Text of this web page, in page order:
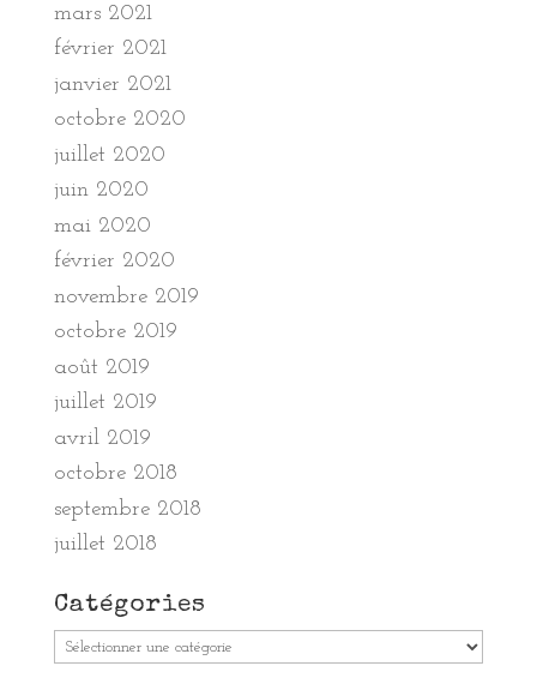
mars 2021
février 2021
janvier 2021
octobre 2020
juillet 2020
juin 2020
mai 2020
février 2020
novembre 2019
octobre 2019
août 2019
juillet 2019
avril 2019
octobre 2018
septembre 2018
juillet 2018
Catégories
Catégories